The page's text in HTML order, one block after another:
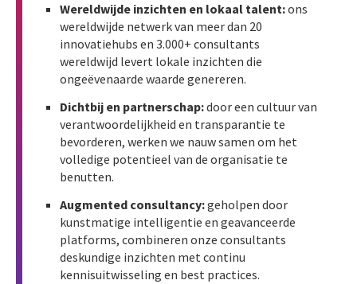
Wereldwijde inzichten en lokaal talent:ons
wereldwijde netwerk van meer dan 20
innovatiehubs en 3.000+ consultants
wereldwijd levert lokale inzichten die
ongeëvenaarde waarde genereren.
Dichtbij en partnerschap:door een cultuur van
verantwoordelijkheid en transparantie te
bevorderen, werken we nauw samen om het
volledige potentieel van de organisatie te
benutten.
Augmented consultancy:geholpen door
kunstmatige intelligentie en geavanceerde
platforms, combineren onze consultants
deskundige inzichten met continu
kennisuitwisseling en best practices.